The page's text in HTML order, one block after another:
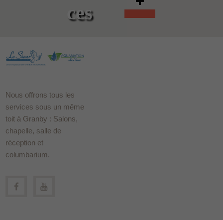
ces
Nous offrons tous les
services sous un même
toit à Granby : Salons,
chapelle, salle de
réception et
columbarium.